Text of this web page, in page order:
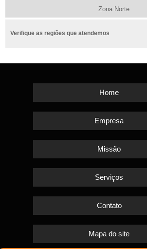
Zona Norte
Verifique as regiões que atendemos
Home
Empresa
Missão
Serviços
Contato
Mapa do site